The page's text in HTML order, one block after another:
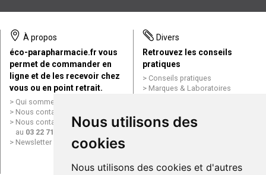
Nous utilisons des
cookies
Nous utilisons des cookies et d'autres
À propos
éco-parapharmacie.fr vous
permet de commander en
ligne et de les recevoir chez
vous ou en point retrait.
Qui sommes nous ?
Nous contacter par e-mail
Nous contacter par téléphone
au 03 22 71 64 10
Newsletter
Divers
Retrouvez les conseils
pratiques
Conseils pratiques
Marques & Laboratoires
Mentions légales
Données personnelles
ligne